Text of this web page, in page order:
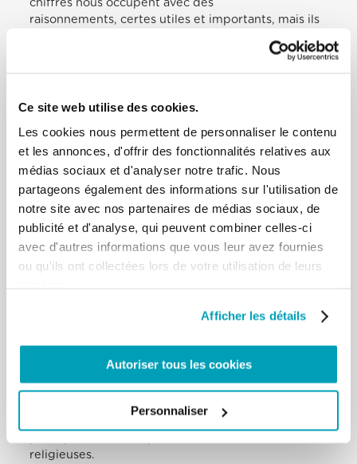
Ce site web utilise des cookies.
Les cookies nous permettent de personnaliser le contenu
et les annonces, d'offrir des fonctionnalités relatives aux
médias sociaux et d'analyser notre trafic. Nous
partageons également des informations sur l'utilisation de
notre site avec nos partenaires de médias sociaux, de
publicité et d'analyse, qui peuvent combiner celles-ci
avec d'autres informations que vous leur avez fournies
ou qu'ils ont collectées lors de votre utilisation de leurs
Afficher les détails
Autoriser tous les cookies
Personnaliser
chiffres nous occupent avec des
raisonnements, certes utiles et importants, mais ils
nous offrent l’alibi d’un désengagement, parce
Un domaine inclusif
dirigeants, c’est de favoriser une Europe
qui soit une communauté inclusive, affranchie
d’une mauvaise compréhension de
fond : inclusion n’est pas synonyme d’aplatissement
indifférencié. Au contraire, on
les différences, en les
assumant comme patrimoine commun et
enrichissant. Dans cette perspective, les
sérieusement l’affirmation de Jésus : « J’étais un
et des réfugiés, on ne peut
pas oublier le fait qu’on est devant des personnes,
qui ne peuvent pas être choisies
ou rejetées selon le bon vouloir, suivant les logiques
religieuses.